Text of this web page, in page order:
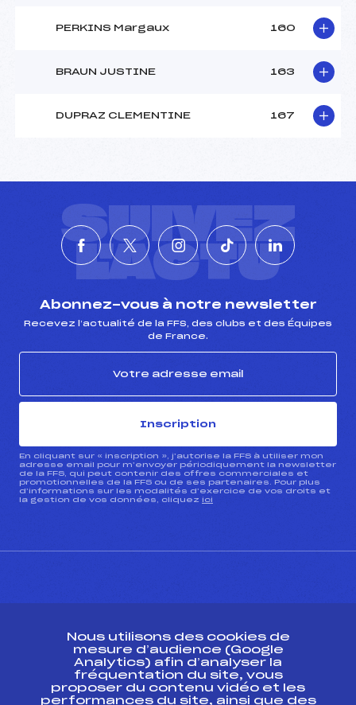
PERKINS Margaux 160
BRAUN JUSTINE 163
DUPRAZ CLEMENTINE 167
SUIVEZ
L'ACTU
Abonnez-vous à notre newsletter
Recevez l’actualité de la FFS, des clubs et des Équipes
de France.
Inscription
En cliquant sur « inscription », j’autorise la FFS à utiliser mon
adresse email pour m’envoyer périodiquement la newsletter
de la FFS, qui peut contenir des offres commerciales et
promotionnelles de la FFS ou de ses partenaires. Pour plus
d’informations sur les modalités d’exercice de vos droits et
la gestion de vos données, cliquez ici
Ressources
Nous utilisons des cookies de
mesure d’audience (Google
Analytics) afin d’analyser la
fréquentation du site, vous
proposer du contenu vidéo et les
performances du site, ainsi que des